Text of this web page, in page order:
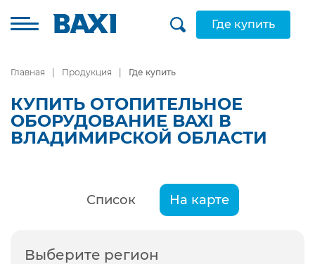
Где купить
Главная Продукция Где купить
КУПИТЬ ОТОПИТЕЛЬНОЕ
ОБОРУДОВАНИЕ BAXI В
ВЛАДИМИРСКОЙ ОБЛАСТИ
Список На карте
Выберите регион